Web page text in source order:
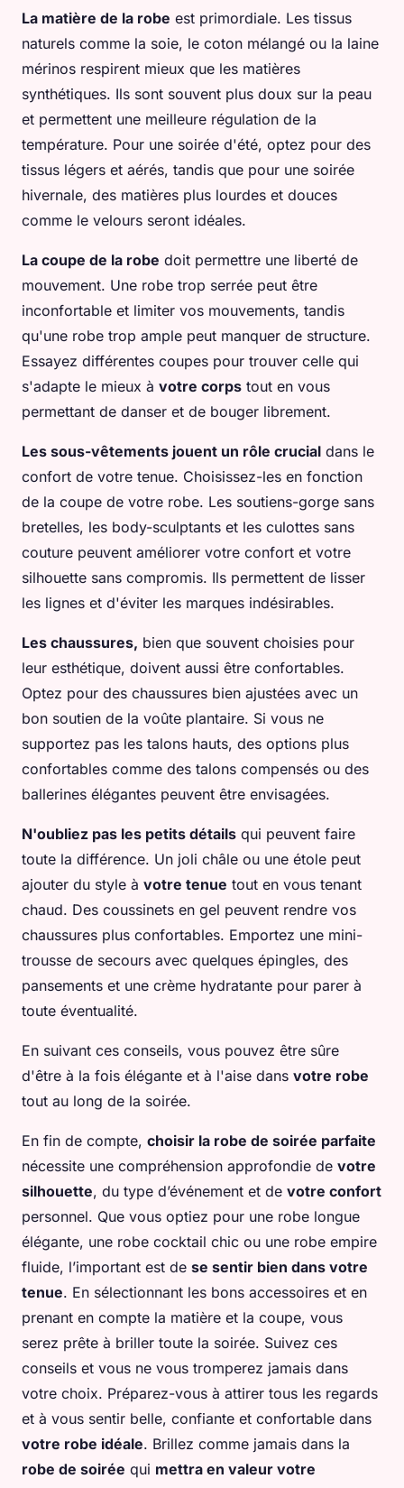
La matière de la robe est primordiale. Les tissus
naturels comme la soie, le coton mélangé ou la laine
mérinos respirent mieux que les matières
synthétiques. Ils sont souvent plus doux sur la peau
et permettent une meilleure régulation de la
température. Pour une soirée d'été, optez pour des
tissus légers et aérés, tandis que pour une soirée
hivernale, des matières plus lourdes et douces
comme le velours seront idéales.
La coupe de la robe doit permettre une liberté de
mouvement. Une robe trop serrée peut être
inconfortable et limiter vos mouvements, tandis
qu'une robe trop ample peut manquer de structure.
Essayez différentes coupes pour trouver celle qui
s'adapte le mieux à votre corps tout en vous
permettant de danser et de bouger librement.
Les sous-vêtements jouent un rôle crucial dans le
confort de votre tenue. Choisissez-les en fonction
de la coupe de votre robe. Les soutiens-gorge sans
bretelles, les body-sculptants et les culottes sans
couture peuvent améliorer votre confort et votre
silhouette sans compromis. Ils permettent de lisser
les lignes et d'éviter les marques indésirables.
Les chaussures, bien que souvent choisies pour
leur esthétique, doivent aussi être confortables.
Optez pour des chaussures bien ajustées avec un
bon soutien de la voûte plantaire. Si vous ne
supportez pas les talons hauts, des options plus
confortables comme des talons compensés ou des
ballerines élégantes peuvent être envisagées.
N'oubliez pas les petits détails qui peuvent faire
toute la différence. Un joli châle ou une étole peut
ajouter du style à votre tenue tout en vous tenant
chaud. Des coussinets en gel peuvent rendre vos
chaussures plus confortables. Emportez une mini-
trousse de secours avec quelques épingles, des
pansements et une crème hydratante pour parer à
toute éventualité.
En suivant ces conseils, vous pouvez être sûre
d'être à la fois élégante et à l'aise dans votre robe
tout au long de la soirée.
En fin de compte, choisir la robe de soirée parfaite
nécessite une compréhension approfondie de votre
silhouette, du type d’événement et de votre confort
personnel. Que vous optiez pour une robe longue
élégante, une robe cocktail chic ou une robe empire
fluide, l’important est de se sentir bien dans votre
tenue. En sélectionnant les bons accessoires et en
prenant en compte la matière et la coupe, vous
serez prête à briller toute la soirée. Suivez ces
conseils et vous ne vous tromperez jamais dans
votre choix. Préparez-vous à attirer tous les regards
et à vous sentir belle, confiante et confortable dans
votre robe idéale. Brillez comme jamais dans la
robe de soirée qui mettra en valeur votre